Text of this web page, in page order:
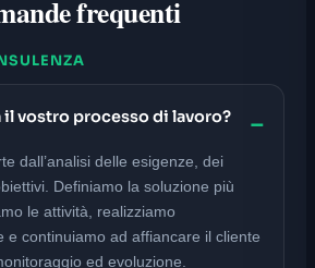
frequenti
il vostro processo di lavoro?
dall’analisi delle esigenze, dei
Definiamo la soluzione più
le attività, realizziamo
e continuiamo ad affiancare il cliente
ed evoluzione.